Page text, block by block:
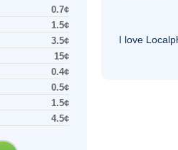
0.7¢
1.5¢
3.5¢
15¢
0.4¢
0.5¢
1.5¢
4.5¢
I love